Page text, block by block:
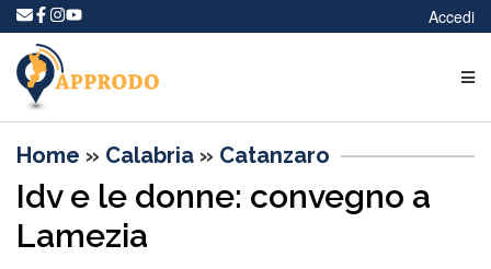
Accedi
Home » Calabria » Catanzaro
Idv e le donne: convegno a
Lamezia